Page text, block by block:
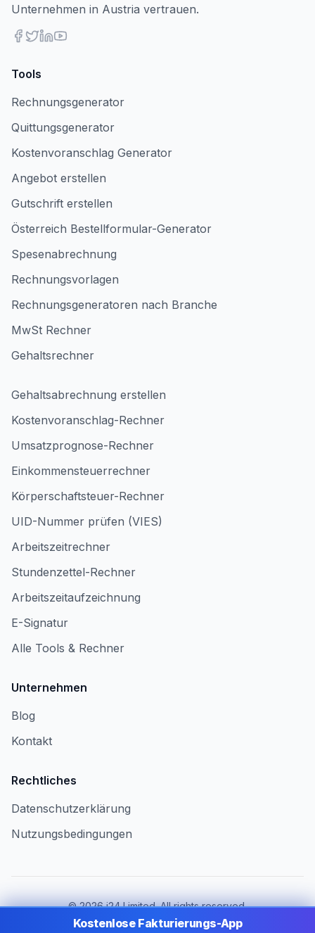
Unternehmen in Austria vertrauen.
Tools
Rechnungsgenerator
Quittungsgenerator
Kostenvoranschlag Generator
Angebot erstellen
Gutschrift erstellen
Österreich Bestellformular-Generator
Spesenabrechnung
Rechnungsvorlagen
Rechnungsgeneratoren nach Branche
MwSt Rechner
Gehaltsrechner
Gehaltsabrechnung erstellen
Kostenvoranschlag-Rechner
Umsatzprognose-Rechner
Einkommensteuerrechner
Körperschaftsteuer-Rechner
UID-Nummer prüfen (VIES)
Arbeitszeitrechner
Stundenzettel-Rechner
Arbeitszeitaufzeichnung
E-Signatur
Alle Tools & Rechner
Unternehmen
Blog
Kontakt
Rechtliches
Datenschutzerklärung
Nutzungsbedingungen
©2026i24 Limited. All rights reserved.
Für Unternehmen in Austria
Kostenlose Fakturierungs-App